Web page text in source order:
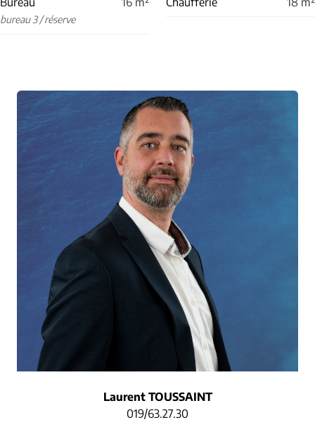
bureau 3 / réserve
Laurent TOUSSAINT
019/63.27.30